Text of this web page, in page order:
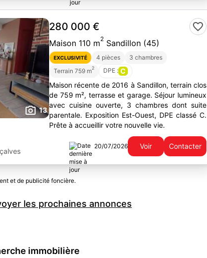
13
280 000 €
Maison 110 m2 Sandillon (45)
EXCLUSIVITÉ 4 pièces
3 chambres
Terrain 759 m2 DPE : C
Maison récente de 2016 à Sandillon, terrain clos
de 759 m², terrasse et garage. Séjour lumineux
avec cuisine ouverte, 3 chambres dont suite
parentale. Exposition Est-Ouest, DPE classé C.
Prête à accueillir votre nouvelle vie.
20/07/2026 Voir Contacter
et de publicité foncière.
les prochaines annonces
immobilière